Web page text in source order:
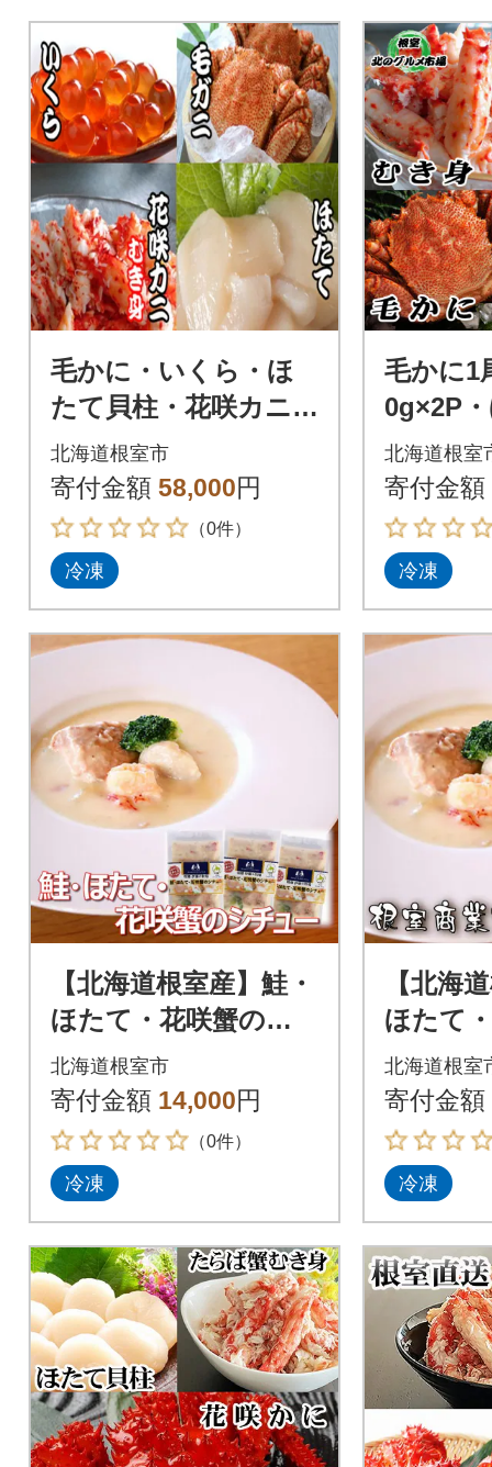
毛かに・いくら・ほ
たて貝柱・花咲カニ
むき身セット D-7003
8
北海道根室市
寄付金額 58,000円
（0件）
冷凍
毛かに1
0g×2P
1P・花
00g×1P
北海道根室
寄付金額
冷凍
【北海道根室産】鮭・
ほたて・花咲蟹のシ
チュー3P A-43015
北海道根室市
寄付金額 14,000円
（0件）
冷凍
【北海
ほたて
チュー
北海道根室
寄付金額
冷凍